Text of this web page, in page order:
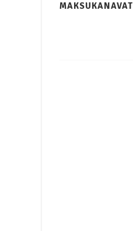
MAKSUKANAVAT